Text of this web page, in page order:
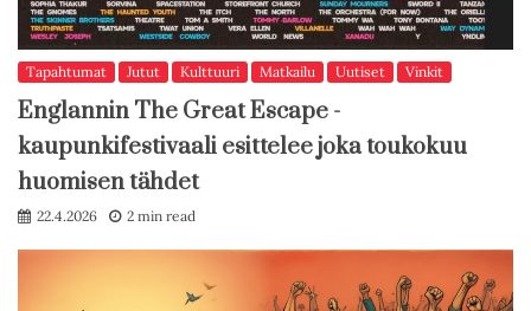
Tapahtumat Jutut Kulttuuri Matkailu Uutiset Vinkit
Englannin The Great Escape -
kaupunkifestivaali esittelee joka toukokuu
huomisen tähdet
22.4.2026 2 min read